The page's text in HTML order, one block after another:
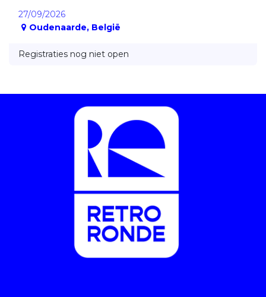
27/09/2026
Oudenaarde, België
Registraties nog niet open